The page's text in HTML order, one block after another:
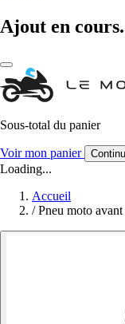
Ajout en
Sous-total du panier
Voir mon panier
Loading...
Accueil
/ Pneu moto